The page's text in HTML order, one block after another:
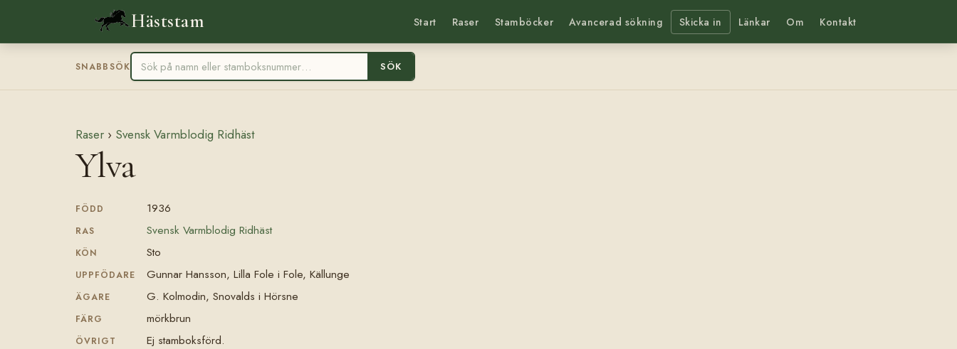
Häststam Start Raser Stamböcker Avancerad sökning Skicka in Länkar Om Kontakt
SNABBSÖK SÖK
Raser › Svensk Varmblodig Ridhäst
Ylva
FÖDD 1936
RAS Svensk Varmblodig Ridhäst
KÖN Sto
UPPFÖDARE Gunnar Hansson, Lilla Fole i Fole, Källunge
ÄGARE G. Kolmodin, Snovalds i Hörsne
FÄRG mörkbrun
ÖVRIGT Ej stamboksförd.